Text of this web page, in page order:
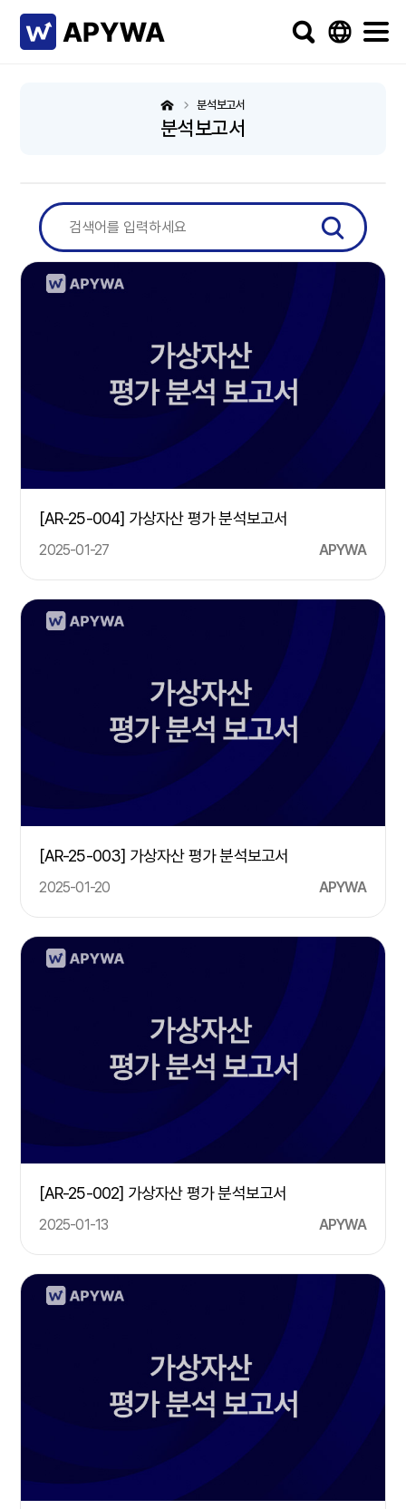
분석보고서
분석보고서
검색
[AR-25-004] 가상자산 평가 분석보고서
2025-01-27 APYWA
[AR-25-003] 가상자산 평가 분석보고서
2025-01-20 APYWA
[AR-25-002] 가상자산 평가 분석보고서
2025-01-13 APYWA